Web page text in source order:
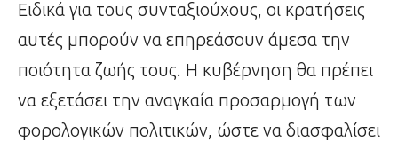
Ειδικά για τους συνταξιούχους, οι κρατήσεις
αυτές μπορούν να επηρεάσουν άμεσα την
ποιότητα ζωής τους. Η κυβέρνηση θα πρέπει
να εξετάσει την αναγκαία προσαρμογή των
φορολογικών πολιτικών, ώστε να διασφαλίσει